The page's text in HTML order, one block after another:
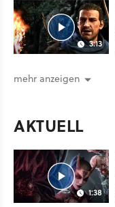
3:13
mehr anzeigen
AKTUELL
1:38